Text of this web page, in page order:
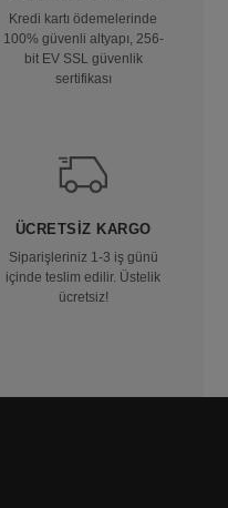
Kredi kartı ödemelerinde
100% güvenli altyapı, 256-
bit EV SSL güvenlik
sertifikası
ÜCRETSIZ KARGO
Siparişleriniz 1-3 iş günü
içinde teslim edilir. Üstelik
ücretsiz!